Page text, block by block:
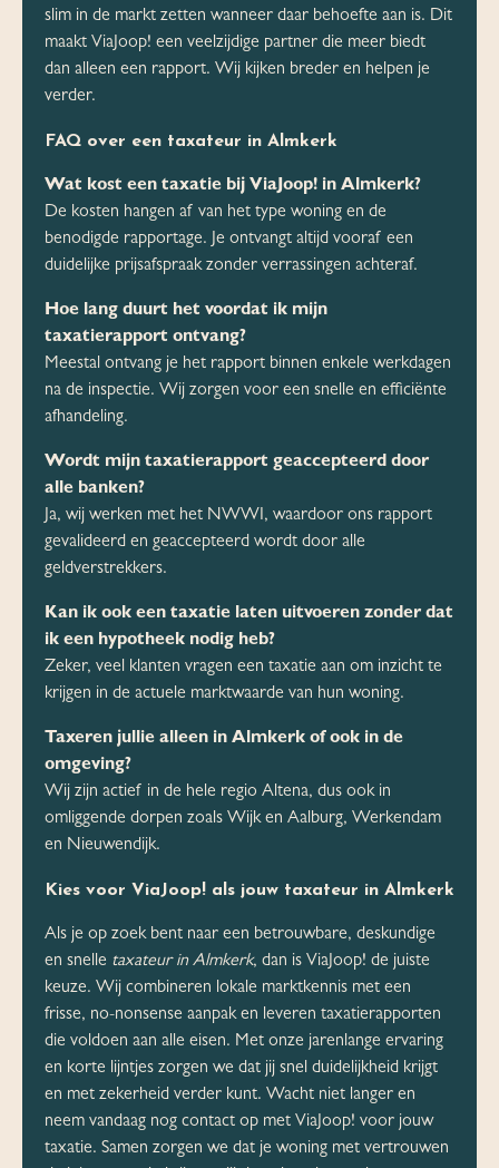
slim in de markt zetten wanneer daar behoefte aan is. Dit
maakt ViaJoop! een veelzijdige partner die meer biedt
dan alleen een rapport. Wij kijken breder en helpen je
verder.
FAQ over een taxateur in Almkerk
Wat kost een taxatie bij ViaJoop! in Almkerk?
De kosten hangen af van het type woning en de
benodigde rapportage. Je ontvangt altijd vooraf een
duidelijke prijsafspraak zonder verrassingen achteraf.
Hoe lang duurt het voordat ik mijn
taxatierapport ontvang?
Meestal ontvang je het rapport binnen enkele werkdagen
na de inspectie. Wij zorgen voor een snelle en efficiënte
afhandeling.
Wordt mijn taxatierapport geaccepteerd door
alle banken?
Ja, wij werken met het NWWI, waardoor ons rapport
gevalideerd en geaccepteerd wordt door alle
geldverstrekkers.
Kan ik ook een taxatie laten uitvoeren zonder dat
ik een hypotheek nodig heb?
Zeker, veel klanten vragen een taxatie aan om inzicht te
krijgen in de actuele marktwaarde van hun woning.
Taxeren jullie alleen in Almkerk of ook in de
omgeving?
Wij zijn actief in de hele regio Altena, dus ook in
omliggende dorpen zoals Wijk en Aalburg, Werkendam
en Nieuwendijk.
Kies voor ViaJoop! als jouw taxateur in Almkerk
Als je op zoek bent naar een betrouwbare, deskundige
en snelle taxateur in Almkerk, dan is ViaJoop! de juiste
keuze. Wij combineren lokale marktkennis met een
frisse, no-nonsense aanpak en leveren taxatierapporten
die voldoen aan alle eisen. Met onze jarenlange ervaring
en korte lijntjes zorgen we dat jij snel duidelijkheid krijgt
en met zekerheid verder kunt. Wacht niet langer en
neem vandaag nog contact op met ViaJoop! voor jouw
taxatie. Samen zorgen we dat je woning met vertrouwen